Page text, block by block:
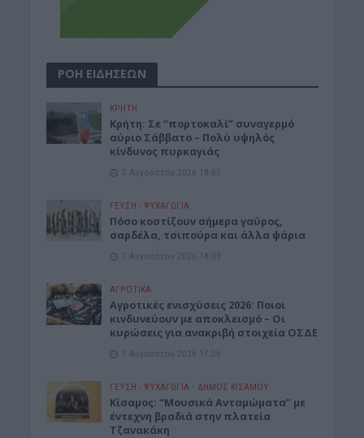
ΡΟΗ ΕΙΔΗΣΕΩΝ
ΚΡΗΤΗ
Κρήτη: Σε “πορτοκαλί” συναγερμό
αύριο Σάββατο – Πολύ υψηλός
κίνδυνος πυρκαγιάς
7 Αυγούστου 2026 18:05
ΓΕΎΣΗ - ΨΥΧΑΓΩΓΊΑ
Πόσο κοστίζουν σήμερα γαύρος,
σαρδέλα, τσιπούρα και άλλα ψάρια
7 Αυγούστου 2026 18:00
ΑΓΡΟΤΙΚΑ
Αγροτικές ενισχύσεις 2026: Ποιοι
κινδυνεύουν με αποκλεισμό – Οι
κυρώσεις για ανακριβή στοιχεία ΟΣΔΕ
7 Αυγούστου 2026 17:56
ΓΕΎΣΗ - ΨΥΧΑΓΩΓΊΑ • ΔΉΜΟΣ ΚΙΣΆΜΟΥ
Κίσαμος: “Μουσικά Ανταμώματα” με
έντεχνη βραδιά στην πλατεία
Τζανακάκη